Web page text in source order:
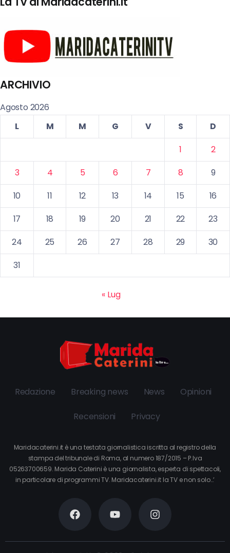
ARCHIVIO
Agosto 2026
L
M M G V S
D
1
2
3
4 5 6 7 8
9
10
11 12 13 14 15
16
17
18 19 20 21 22
23
24
25 26 27 28 29
30
31
« Lug
Redazione Breaking news News Opinioni
Recensioni Privacy
Maridacaterini.it è una testata giornalistica iscritta al registro della
stampa del tribunale di Roma, al numero 187/2015 – P.Iva
05263700659. Marida Caterini è una giornalista, esperta di spettacoli,
in particolare di programmi TV. Maridacaterini.it la TV e non solo…’